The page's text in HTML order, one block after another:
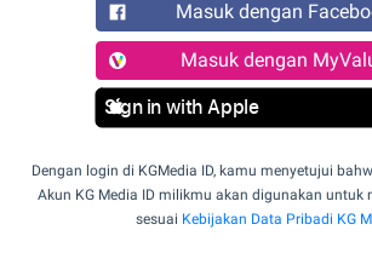
Masuk dengan
Masuk dengan
Sign in with Apple
Dengan login di KGMedia ID, kamu menyetujui
Akun KG Media ID milikmu akan digunakan untuk
sesuai Kebijakan Data Pribadi KG